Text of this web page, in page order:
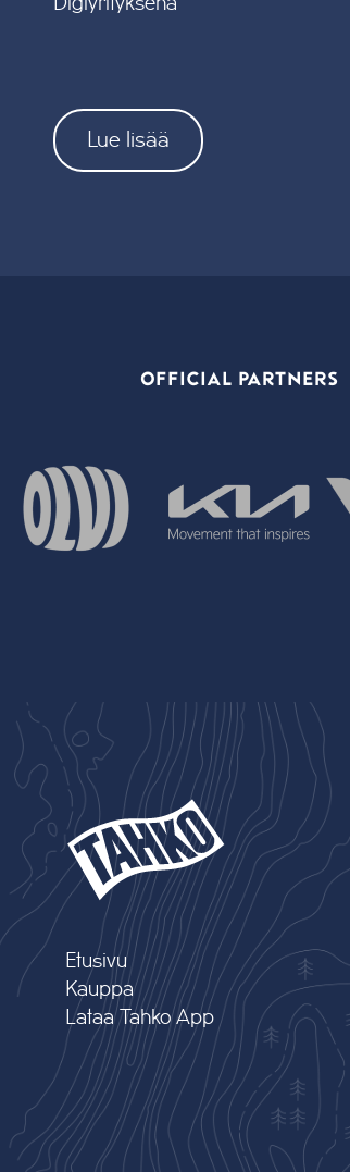
Digiyrityksenä
Lue lisää
OFFICIAL PARTNERS
Etusivu
Kauppa
Lataa Tahko App